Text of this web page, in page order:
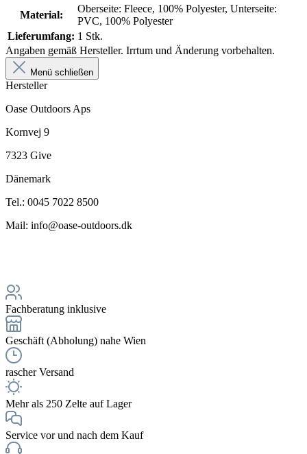
Material:
Oberseite: Fleece, 100% Polyester, Unterseite:
PVC, 100% Polyester
Lieferumfang: 1 Stk.
Angaben gemäß Hersteller. Irrtum und Änderung vorbehalten.
Menü schließen
Hersteller
Oase Outdoors Aps
Kornvej 9
7323 Give
Dänemark
Tel.: 0045 7022 8500
Mail: info@oase-outdoors.dk
Fachberatung inklusive
Geschäft (Abholung) nahe Wien
rascher Versand
Mehr als 250 Zelte auf Lager
Service vor und nach dem Kauf